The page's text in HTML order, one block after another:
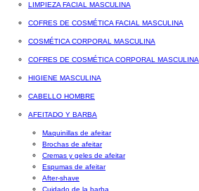
LIMPIEZA FACIAL MASCULINA
COFRES DE COSMÉTICA FACIAL MASCULINA
COSMÉTICA CORPORAL MASCULINA
COFRES DE COSMÉTICA CORPORAL MASCULINA
HIGIENE MASCULINA
CABELLO HOMBRE
AFEITADO Y BARBA
Maquinillas de afeitar
Brochas de afeitar
Cremas y geles de afeitar
Espumas de afeitar
After-shave
Cuidado de la barba